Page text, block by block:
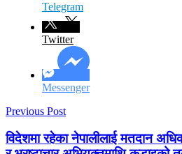
Telegram
Twitter
Messenger
Previous Post
विदेशमा रहेका नेपालीलाई मतदान